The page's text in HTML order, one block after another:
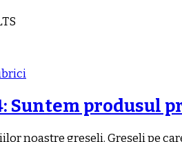
Suntem produsul
noastre greşeli. Greşeli pe